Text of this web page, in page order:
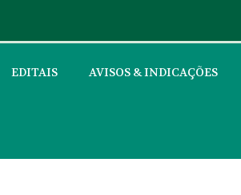
EDITAIS AVISOS & INDICAÇÕES